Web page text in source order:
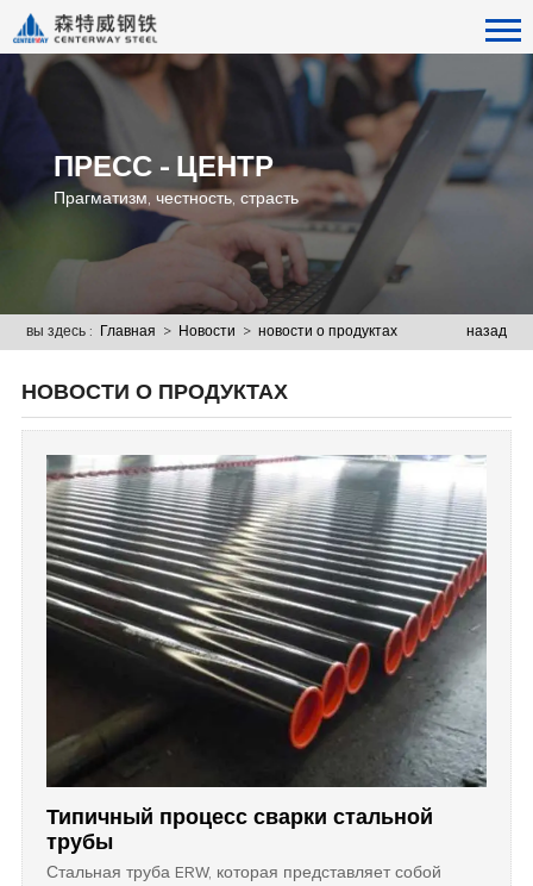
ПРЕСС - ЦЕНТР
Прагматизм, честность, страсть
назад
вы здесь : Главная > Новости > новости о продуктах
НОВОСТИ О ПРОДУКТАХ
Типичный процесс сварки стальной
трубы
Стальная труба ERW, которая представляет собой